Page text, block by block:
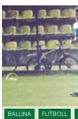
BALLINA FUTBOLL